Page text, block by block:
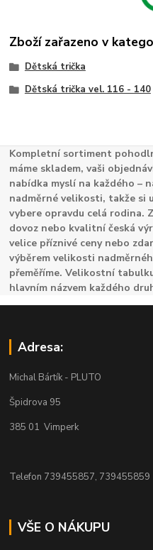
Zboží zařazeno v
Dětská trička
Dětská trička vel. 116 - 140
Kompletní sortiment
máme skladem, vaši
nabídka myslí na každého –
nadměrné velikosti, takže si
vybere opravdu celá rodina.
dovoz nebo kvalitní česká
velice příznivé ceny nebo
výběrem velikosti
přeměříme. Velikostní
hlavním názvem každého
Adresa:
Michal Bártík - PLUTO
Špidrova 95
385 01 Vimperk
Telefon 739455857, 739455859
VŠE O NÁKUPU